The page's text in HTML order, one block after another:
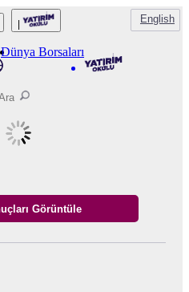
English
Dünya Borsaları